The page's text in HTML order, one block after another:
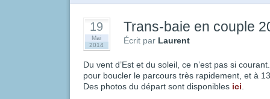
19
Mai
2014
Trans-baie en couple
Écrit par Laurent
Du vent d’Est et du soleil, ce n’est pas si
pour boucler le parcours très rapidement, et à
Des photos du départ sont disponibles ici